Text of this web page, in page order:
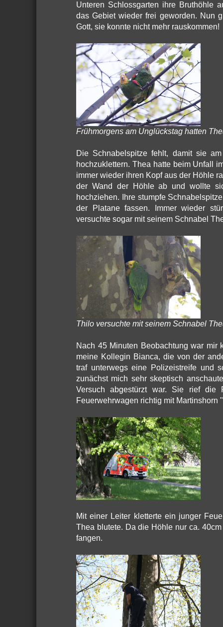
Unteren Schlossgarten ihre Bruthöhle
das Gebiet wieder frei geworden. Nun
Gott, sie konnte nicht mehr rauskommen!
Frühmorgens am Unglückstag hatten
Die Schnabelspitze fehlt, damit sie
hochzuklettern. Thea hatte beim Unfall
immer wieder ihren Kopf aus der Höhle
der Wand der Höhle ab und wollte
hochziehen. Ihre stumpfe
der Platane fassen. Immer wieder
versuchte sogar mit seinem Schnabel
Thilo versuchte mit seinem Schnabel
Nach 45 Minuten Beobachtung war mir
meine Kollegin Bianca, die von der
traf unterwegs eine Polizeistreife und
zunächst mich sehr skeptisch
Versuch abgestürzt war. Sie rief
Feuerwehrwagen richtig mit Martinshorn
Mit einer Leiter kletterte ein junger
Thea blutete. Da die Höhle nur ca.
fangen.